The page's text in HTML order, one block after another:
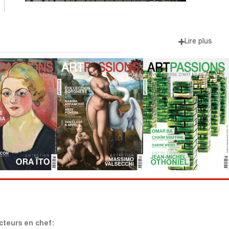
Lire plus
en chef: